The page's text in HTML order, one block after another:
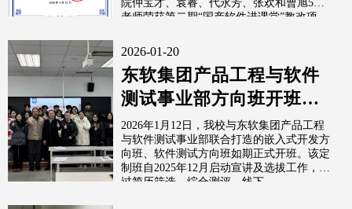
院仲宝才、袁睿、代永芳、张欢和曹旭5位
老师荣获第二期“国产软件进课堂”教改项...
2026-01-20
东软集团产品工程与软件
测试事业部方向班开班仪
式顺利举行
2026年1月12日，我校与东软集团产品工程
与软件测试事业部联合打造的嵌入式开发方
向班、软件测试方向班如期正式开班。该定
制班自2025年12月启动宣讲及选拔工作，经
过简历筛选、综合测评、线下...